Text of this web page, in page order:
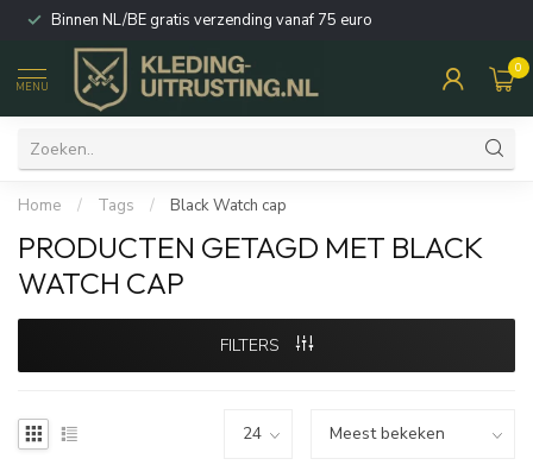
Binnen NL/BE gratis verzending vanaf 75 euro
MENU
0
Home / Tags / Black Watch cap
PRODUCTEN GETAGD MET BLACK
WATCH CAP
FILTERS